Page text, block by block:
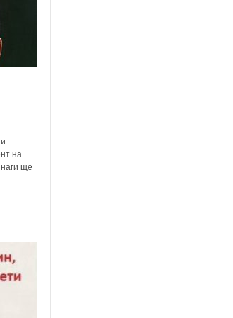
на
ще